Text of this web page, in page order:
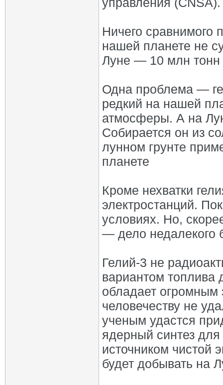
Ничего
нашей планете не
Луне — 10 млн тонн
Одна проблема —
редкий на нашей
атмосферы. А на
Собирается он из
лунном грунте
планете
Кроме нехватки
электростанций.
условиях. Но,
— дело недалекого
Гелий-3 не
вариантом топлива
обладает огромным
человечеству не
ученым удастся
ядерный синтез для
источником чистой
будет добывать на